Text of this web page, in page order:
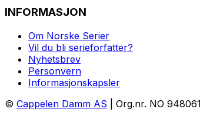
INFORMASJON
Om Norske Serier
Vil du bli serieforfatter?
Nyhetsbrev
Personvern
Informasjonskapsler
© Cappelen Damm AS | Org.nr. NO